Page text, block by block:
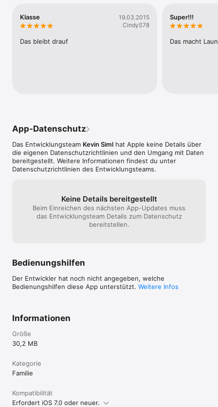
Das Spiele beinhaltet:
- keine In-App-Käufe
Klasse
19.03.2015
CindyS78
Das bleibt drauf
Super!!!
Das macht
App-Datenschutz
Das Entwicklungsteam Kevin Siml hat Apple keine Details über
die eigenen Datenschutzrichtlinien und den Umgang mit Daten
bereitgestellt. Weitere Informationen findest du unter
Datenschutzrichtlinien des Entwicklungsteams.
Keine Details bereitgestellt
Beim Einreichen des nächsten App-Updates muss
das Entwicklungsteam Details zum Datenschutz
bereitstellen.
Bedienungshilfen
Der Entwickler hat noch nicht angegeben, welche
Bedienungshilfen diese App unterstützt. Weitere Infos
Informationen
Größe
30,2 MB
Kategorie
Familie
Kompatibilität
Erfordert iOS 7.0 oder neuer.